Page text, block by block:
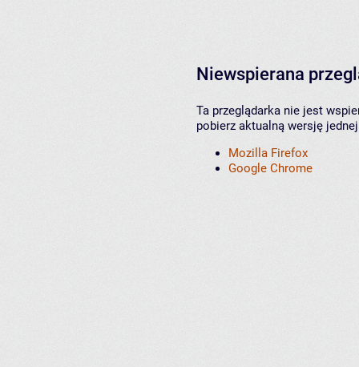
Niewspierana
Ta przeglądarka nie jest
pobierz aktualną wersję
Mozilla Firefox
Google Chrome